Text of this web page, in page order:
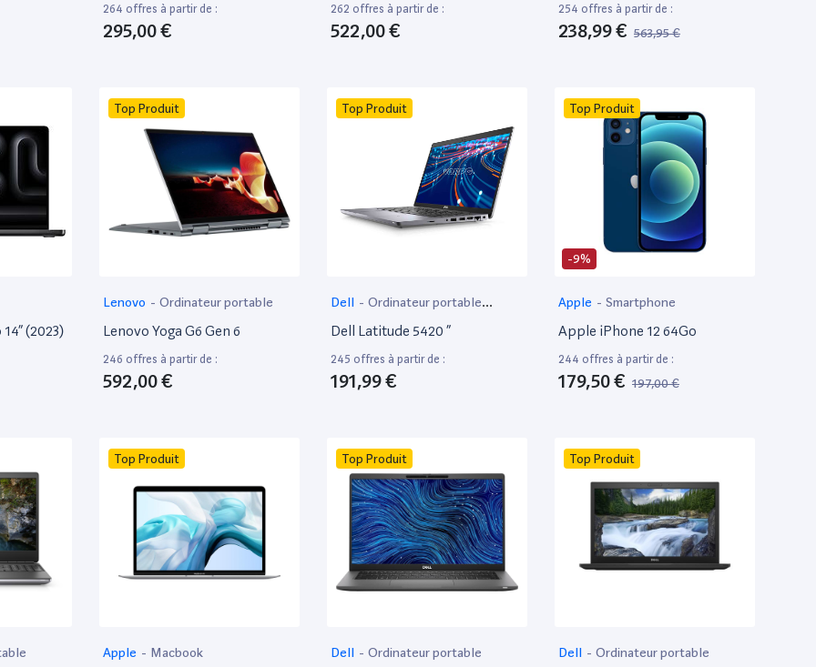
264 offres à partir de :
295,00 €
262 offres à partir de :
522,00 €
254 offres à partir de :
238,99 € 563,95 €
(2023)
Top Produit
Lenovo - Ordinateur portable
Lenovo Yoga G6 Gen 6
246 offres à partir de :
592,00 €
Top Produit
Dell - Ordinateur portable
bureautique
Dell Latitude 5420 ”
245 offres à partir de :
191,99 €
-9%
Top Produit
Apple - Smartphone
Apple iPhone 12 64Go
244 offres à partir de :
179,50 € 197,00 €
Top Produit
Apple - Macbook
Top Produit
Dell - Ordinateur portable
Top Produit
Dell - Ordinateur portable